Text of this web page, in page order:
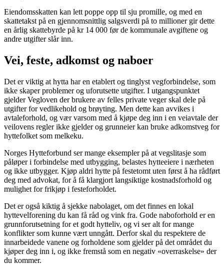
Eiendomsskatten kan lett poppe opp til sju promille, og med en
skattetakst på en gjennomsnittlig salgsverdi på to millioner gir dette
en årlig skattebyrde på kr 14 000 før de kommunale avgiftene og
andre utgifter slår inn.
Vei, feste, adkomst og naboer
Det er viktig at hytta har en etablert og tinglyst vegforbindelse, som
ikke skaper problemer og uforutsette utgifter. I utgangspunktet
gjelder Vegloven der brukere av felles private veger skal dele på
utgifter for vedlikehold og brøyting. Men dette kan avvikes i
avtaleforhold, og vær varsom med å kjøpe deg inn i en veiavtale der
veilovens regler ikke gjelder og grunneier kan bruke adkomstveg for
hyttefolket som melkeku.
Norges Hytteforbund ser mange eksempler på at vegslitasje som
påløper i forbindelse med utbygging, belastes hytteeiere i nærheten
og ikke utbygger. Kjøp aldri hytte på festetomt uten først å ha rådført
deg med advokat, for å få klargjort langsiktige kostnadsforhold og
mulighet for frikjøp i festeforholdet.
Det er også kiktig å sjekke nabolaget, om det finnes en lokal
hyttevelforening du kan få råd og vink fra. Gode naboforhold er en
grunnforutsetning for et godt hytteliv, og vi ser alt for mange
konflikter som kunne vært unngått. Derfor skal du respektere de
innarbeidede vanene og forholdene som gjelder på det området du
kjøper deg inn i, og ikke fremstå som en negativ «overraskelse» der
du kommer.